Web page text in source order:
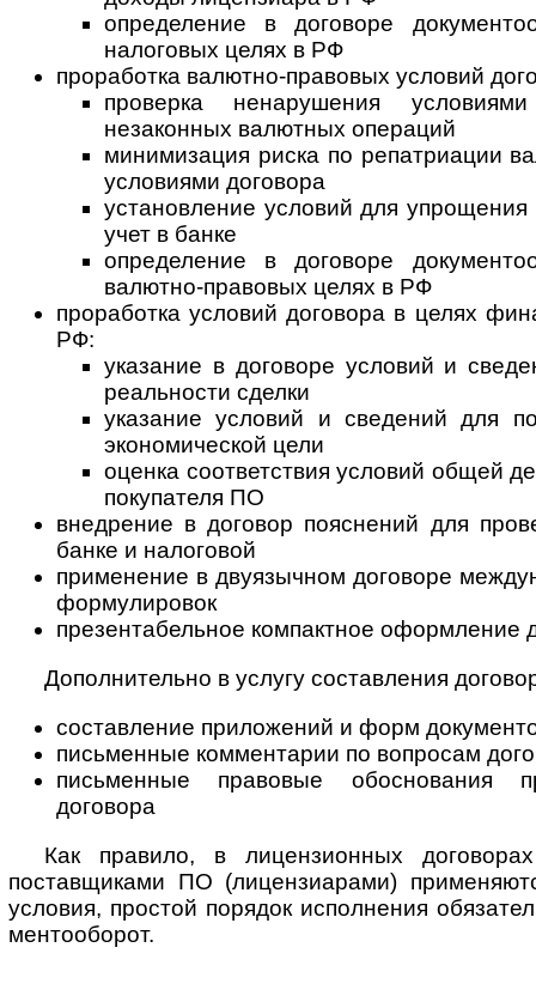
определение в договоре
налоговых целях в РФ
проработка валютно-правовых условий
проверка ненарушения
незаконных валютных операций
минимизация риска по репатриации
условиями договора
установление условий для упрощения
учет в банке
определение в договоре
валютно-правовых целях в РФ
проработка условий договора в целях
РФ:
указание в договоре условий и
реальности сделки
указание условий и сведений для
экономической цели
оценка соответствия условий общей
покупателя ПО
внедрение в договор пояснений для
банке и налоговой
применение в двуязычном договоре
формулировок
презентабельное компактное оформление
Дополнительно в услугу составления
составление приложений и форм
письменные комментарии по вопросам
письменные правовые обоснования
договора
Как правило, в лицензионных
поставщиками ПО (лицензиарами)
условия, простой порядок исполнения
мен­то­обо­рот.